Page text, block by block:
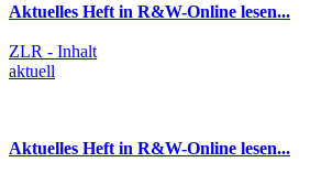
Aktuelles Heft in R&W-Online lesen...
ZLR - Inhalt
aktuell
Aktuelles Heft in R&W-Online lesen...